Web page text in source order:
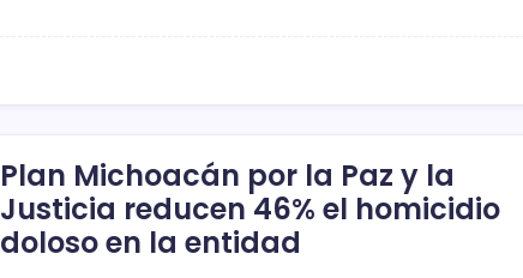
Plan Michoacán por la Paz y la
Justicia reducen 46% el homicidio
doloso en la entidad